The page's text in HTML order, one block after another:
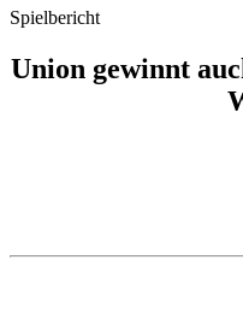
Spielbericht
Union gewinnt